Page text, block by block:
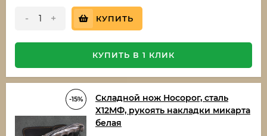
- + КУПИТЬ
КУПИТЬ В 1 КЛИК
-15%
Складной нож Носорог, сталь
Х12МФ, рукоять накладки микарта
белая